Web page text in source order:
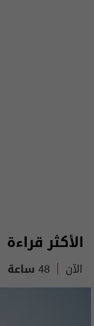
الأكثر قراءة
الآن 48 ساعة